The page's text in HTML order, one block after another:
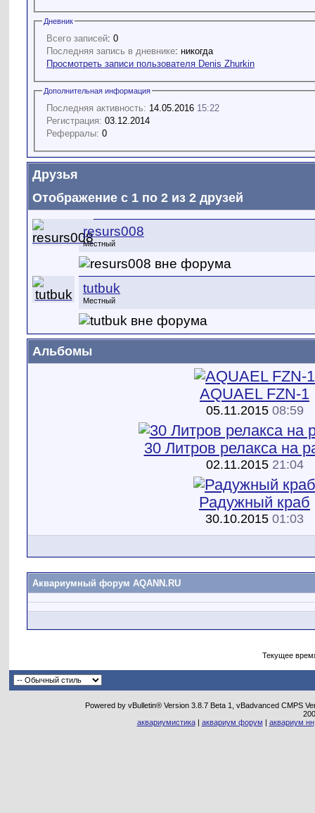
Дневник
Всего записей: 0
Последняя запись в дневнике : никогда
Просмотреть записи пользователя Denis Zhurkin
Дополнительная информация
Последняя активность: 14.05.2016 15:22
Регистрация: 03.12.2014
Реферралы: 0
Друзья
Отображение с 1 по 2 из 2 друзей
resurs008
Местный
tutbuk
Местный
Альбомы
AQUAEL FZN-1
05.11.2015 08:59
30 Литров релакса на
02.11.2015 21:04
Радужный краб
30.10.2015 01:03
Аквариумный форум AQANN.RU
Текущее
Powered by vBulletin® Version 3.8.7 Beta 1, vBadvanced CMPS
аквариумистика| аквариум форум | аквариум нн